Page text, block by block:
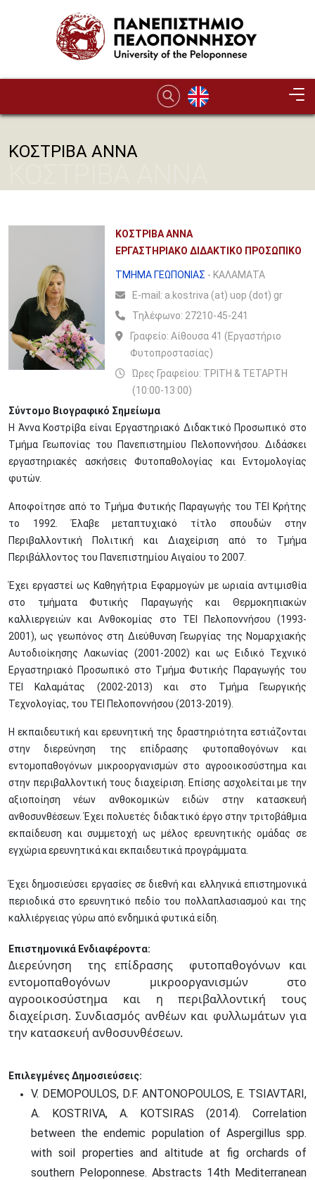
ΚΟΣΤΡΙΒΑ ΑΝΝΑ
ΚΟΣΤΡΙΒΑ ΑΝΝΑ
ΕΡΓΑΣΤΗΡΙΑΚΟ ΔΙΔΑΚΤΙΚΟ ΠΡΟΣΩΠΙΚΟ
ΤΜΗΜΑ ΓΕΩΠΟΝΙΑΣ - ΚΑΛΑΜΑΤΑ
Ε-mail: a.kostriva (at) uop (dot) gr
Τηλέφωνο: 27210-45-241
Γραφείο: Αίθουσα 41 (Εργαστήριο
Φυτοπροστασίας)
Ώρες Γραφείου: ΤΡΙΤΗ & ΤΕΤΑΡΤΗ
(10:00-13:00)
Σύντομο Βιογραφικό Σημείωμα
Η Άννα Κοστρίβα είναι Εργαστηριακό Διδακτικό Προσωπικό στο
Τμήμα Γεωπονίας του Πανεπιστημίου Πελοποννήσου. Διδάσκει
εργαστηριακές ασκήσεις Φυτοπαθολογίας και Εντομολογίας
φυτών.
Αποφοίτησε από το Τμήμα Φυτικής Παραγωγής του ΤΕΙ Κρήτης
το 1992. Έλαβε μεταπτυχιακό τίτλο σπουδών στην
Περιβαλλοντική Πολιτική και Διαχείριση από το Τμήμα
Περιβάλλοντος του Πανεπιστημίου Αιγαίου το 2007.
Έχει εργαστεί ως Καθηγήτρια Εφαρμογών με ωριαία αντιμισθία
στο τμήματα Φυτικής Παραγωγής και Θερμοκηπιακών
καλλιεργειών και Ανθοκομίας στο ΤΕΙ Πελοποννήσου (1993-
2001), ως γεωπόνος στη Διεύθυνση Γεωργίας της Νομαρχιακής
Αυτοδιοίκησης Λακωνίας (2001-2002) και ως Ειδικό Τεχνικό
Εργαστηριακό Προσωπικό στο Τμήμα Φυτικής Παραγωγής του
ΤΕΙ Καλαμάτας (2002-2013) και στο Τμήμα Γεωργικής
Τεχνολογίας, του ΤΕΙ Πελοποννήσου (2013-2019).
Η εκπαιδευτική και ερευνητική της δραστηριότητα εστιάζονται
στην διερεύνηση της επίδρασης φυτοπαθογόνων και
εντομοπαθογόνων μικροοργανισμών στο αγροοικοσύστημα και
στην περιβαλλοντική τους διαχείριση. Επίσης ασχολείται με την
αξιοποίηση νέων ανθοκομικών ειδών στην κατασκευή
ανθοσυνθέσεων. Έχει πολυετές διδακτικό έργο στην τριτοβάθμια
εκπαίδευση και συμμετοχή ως μέλος ερευνητικής ομάδας σε
εγχώρια ερευνητικά και εκπαιδευτικά προγράμματα.
Έχει δημοσιεύσει εργασίες σε διεθνή και ελληνικά επιστημονικά
περιοδικά στο ερευνητικό πεδίο του πολλαπλασιασμού και της
καλλιέργειας γύρω από ενδημικά φυτικά είδη.
Επιστημονικά Ενδιαφέροντα:
Διερεύνηση της επίδρασης φυτοπαθογόνων και
εντομοπαθογόνων μικροοργανισμών στο
αγροοικοσύστημα και η περιβαλλοντική τους
διαχείριση. Συνδιασμός ανθέων και φυλλωμάτων για
την κατασκευή ανθοσυνθέσεων.
Επιλεγμένες Δημοσιεύσεις:
V. DEMOPOULOS, D.F. ANTONOPOULOS, E. TSIAVTARI,
A. KOSTRIVA, A. KOTSIRAS (2014). Correlation
between the endemic population of Aspergillus spp.
with soil properties and altitude at fig orchards of
southern Peloponnese. Abstracts 14th Mediterranean